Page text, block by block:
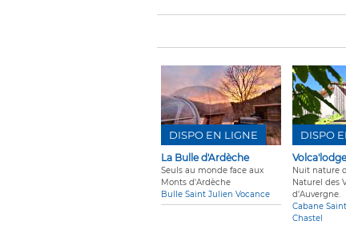
La Bulle d'Ardèche
Seuls au monde face aux
Monts d'Ardèche
Bulle Saint Julien Vocance
DISPO EN LIGNE
Nuit nature
Naturel des
d’Auvergne.
Cabane
Chastel
DISPO